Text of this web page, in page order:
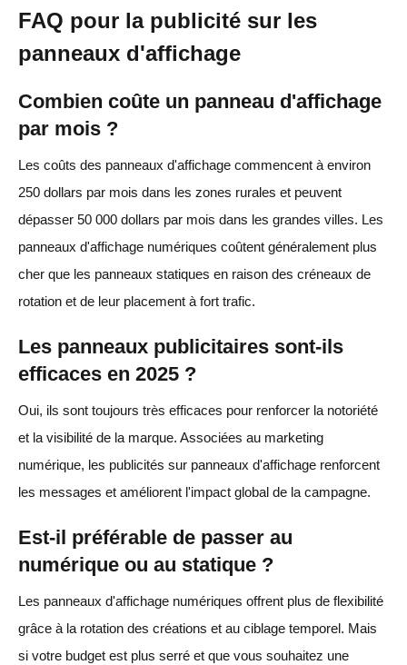
FAQ pour la publicité sur les
panneaux d'affichage
Combien coûte un panneau d'affichage
par mois ?
Les coûts des panneaux d'affichage commencent à environ
250 dollars par mois dans les zones rurales et peuvent
dépasser 50 000 dollars par mois dans les grandes villes. Les
panneaux d'affichage numériques coûtent généralement plus
cher que les panneaux statiques en raison des créneaux de
rotation et de leur placement à fort trafic.
Les panneaux publicitaires sont-ils
efficaces en 2025 ?
Oui, ils sont toujours très efficaces pour renforcer la notoriété
et la visibilité de la marque. Associées au marketing
numérique, les publicités sur panneaux d'affichage renforcent
les messages et améliorent l'impact global de la campagne.
Est-il préférable de passer au
numérique ou au statique ?
Les panneaux d'affichage numériques offrent plus de flexibilité
grâce à la rotation des créations et au ciblage temporel. Mais
si votre budget est plus serré et que vous souhaitez une